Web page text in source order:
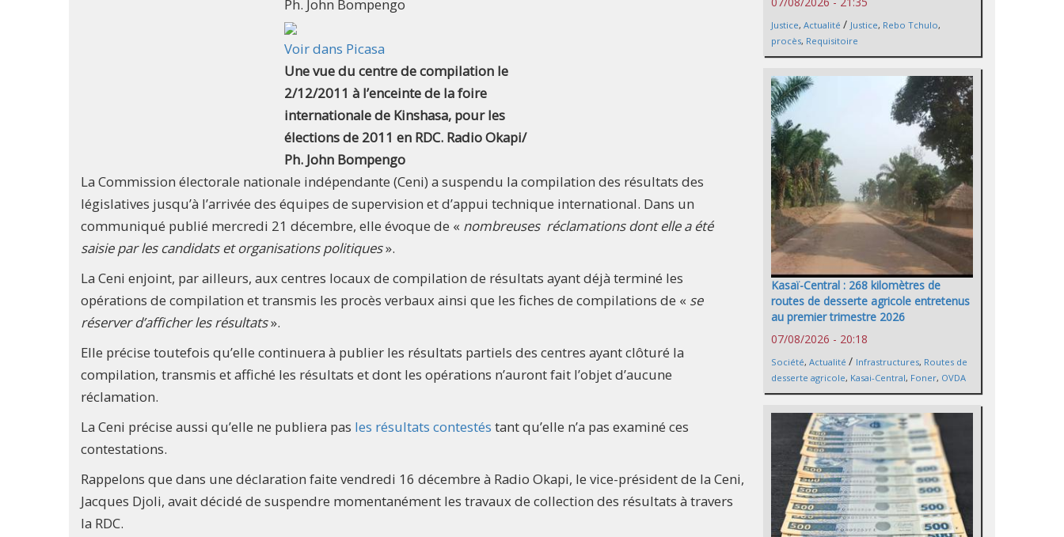
Ph. John Bompengo
Voir dans Picasa
Une vue du centre de compilation le
2/12/2011 à l’enceinte de la foire
internationale de Kinshasa, pour les
élections de 2011 en RDC. Radio Okapi/
Ph. John Bompengo
La Commission électorale nationale indépendante (Ceni) a suspendu la compilation des résultats des
législatives jusqu’à l’arrivée des équipes de supervision et d’appui technique international. Dans un
communiqué publié mercredi 21 décembre, elle évoque de « nombreuses réclamations dont elle a été
saisie par les candidats et organisations politiques».
La Ceni enjoint, par ailleurs, aux centres locaux de compilation de résultats ayant déjà terminé les
opérations de compilation et transmis les procès verbaux ainsi que les fiches de compilations de « se
réserver d’afficher les résultats».
Elle précise toutefois qu’elle continuera à publier les résultats partiels des centres ayant clôturé la
compilation, transmis et affiché les résultats et dont les opérations n’auront fait l’objet d’aucune
réclamation.
La Ceni précise aussi qu’elle ne publiera pas les résultats contestés tant qu’elle n’a pas examiné ces
contestations.
Rappelons que dans une déclaration faite vendredi 16 décembre à Radio Okapi, le vice-président de la Ceni,
Jacques Djoli, avait décidé de suspendre momentanément les travaux de collection des résultats à travers
la RDC.
Justice, Actualité / Justice, Rebo Tchulo,
procès, Requisitoire
Kasaï-Central : 268 kilomètres de
routes de desserte agricole entretenus
au premier trimestre 2026
07/08/2026 - 20:18
Société, Actualité / Infrastructures, Routes de
desserte agricole, Kasai-Central, Foner, OVDA